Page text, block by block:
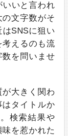
いいと言われ
文字数がそ
SNSに狙い
考えるのも流
を問いませ
大きく関わ
はタイトルか
検索結果や
を惹かれた